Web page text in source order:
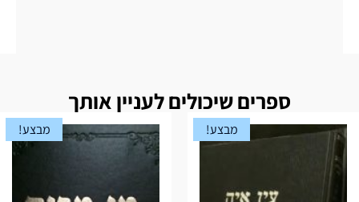
ספרים שיכולים לעניין אותך
מבצע! מבצע!